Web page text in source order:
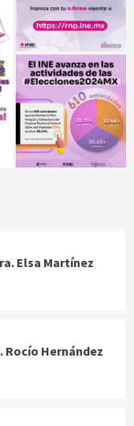
Elsa Martínez
Rocío Hernández